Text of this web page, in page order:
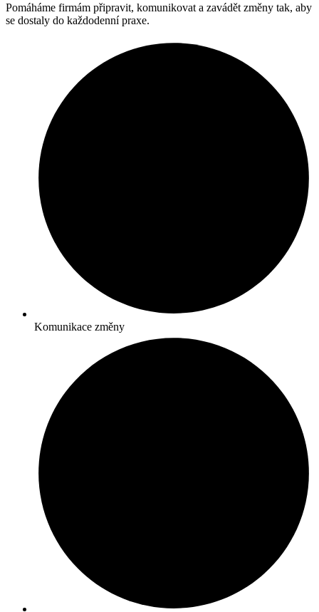
Pomáháme firmám připravit, komunikovat a zavádět změny tak, aby
se dostaly do každodenní praxe.
Komunikace změny